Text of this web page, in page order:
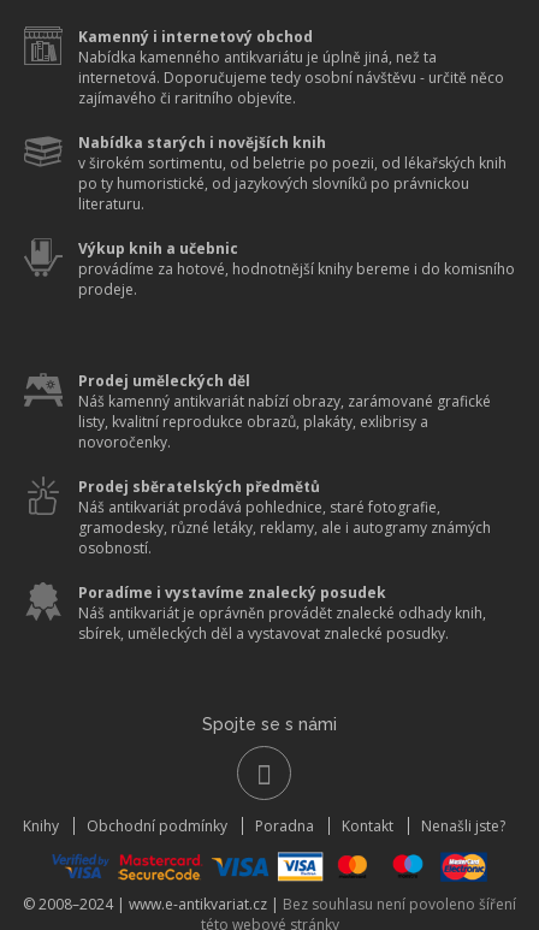
Kamenný i internetový obchod
Nabídka kamenného antikvariátu je úplně jiná, než ta
internetová. Doporučujeme tedy osobní návštěvu - určitě něco
zajímavého či raritního objevíte.
Nabídka starých i novějších knih
v širokém sortimentu, od beletrie po poezii, od lékařských knih
po ty humoristické, od jazykových slovníků po právnickou
literaturu.
Výkup knih a učebnic
provádíme za hotové, hodnotnější knihy bereme i do komisního
prodeje.
Prodej uměleckých děl
Náš kamenný antikvariát nabízí obrazy, zarámované grafické
listy, kvalitní reprodukce obrazů, plakáty, exlibrisy a
novoročenky.
Prodej sběratelských předmětů
Náš antikvariát prodává pohlednice, staré fotografie,
gramodesky, různé letáky, reklamy, ale i autogramy známých
osobností.
Poradíme i vystavíme znalecký posudek
Náš antikvariát je oprávněn provádět znalecké odhady knih,
sbírek, uměleckých děl a vystavovat znalecké posudky.
Spojte se s námi
Knihy Obchodní podmínky Poradna Kontakt Nenašli jste?
© 2008–2024 | www.e-antikvariat.cz | Bez souhlasu není povoleno šíření
této webové stránky